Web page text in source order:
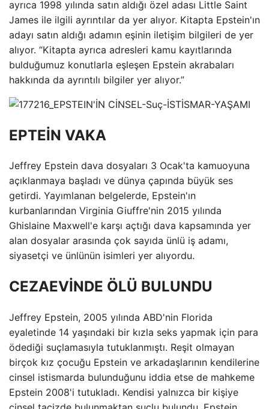
ayrıca 1998 yılında satın aldığı özel adası Little Saint
James ile ilgili ayrıntılar da yer alıyor. Kitapta Epstein'ın
adayı satın aldığı adamın eşinin iletişim bilgileri de yer
alıyor. “Kitapta ayrıca adresleri kamu kayıtlarında
bulduğumuz konutlarla eşleşen Epstein akrabaları
hakkında da ayrıntılı bilgiler yer alıyor.”
EPTEİN VAKA
Jeffrey Epstein dava dosyaları 3 Ocak'ta kamuoyuna
açıklanmaya başladı ve dünya çapında büyük ses
getirdi. Yayımlanan belgelerde, Epstein'ın
kurbanlarından Virginia Giuffre'nin 2015 yılında
Ghislaine Maxwell'e karşı açtığı dava kapsamında yer
alan dosyalar arasında çok sayıda ünlü iş adamı,
siyasetçi ve ünlünün isimleri yer alıyordu.
CEZAEVİNDE ÖLÜ BULUNDU
Jeffrey Epstein, 2005 yılında ABD'nin Florida
eyaletinde 14 yaşındaki bir kızla seks yapmak için para
ödediği suçlamasıyla tutuklanmıştı. Reşit olmayan
birçok kız çocuğu Epstein ve arkadaşlarının kendilerine
cinsel istismarda bulunduğunu iddia etse de mahkeme
Epstein 2008'i tutukladı. Kendisi yalnızca bir kişiye